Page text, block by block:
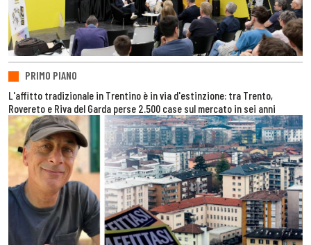
PRIMO PIANO
L'affitto tradizionale in Trentino è in via d'estinzione: tra Trento,
Rovereto e Riva del Garda perse 2.500 case sul mercato in sei anni